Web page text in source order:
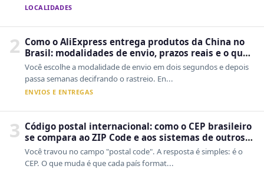
LOCALIDADES
2 Como o AliExpress entrega produtos da China no
Brasil: modalidades de envio, prazos reais e o que
a Cainiao tem a ver com isso
Você escolhe a modalidade de envio em dois segundos e depois
passa semanas decifrando o rastreio. En...
ENVIOS E ENTREGAS
3 Código postal internacional: como o CEP brasileiro
se compara ao ZIP Code e aos sistemas de outros
países
Você travou no campo "postal code". A resposta é simples: é o
CEP. O que muda é que cada país format...